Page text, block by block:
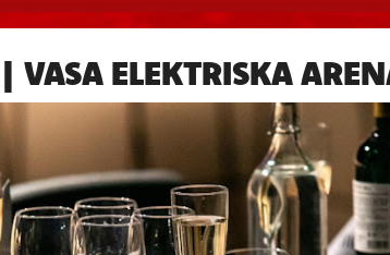
VASA ELEKTRISKA